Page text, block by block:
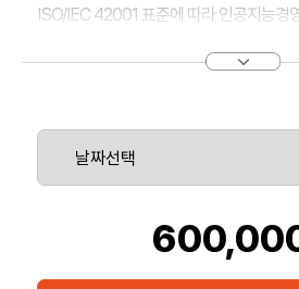
ISO/IEC 42001 표준에 따라 인공지능경
적인 이해를 제공하도록 구성되어 AIMS
ISO/IEC 42001 기본 강좌 수강은 AIMS
자 하는 프로페셔널에게 중요한 단계입니
사, 경영검토 및 지속적 개선의 중요성을
42001의 필수적인 측면을 다룹니다.